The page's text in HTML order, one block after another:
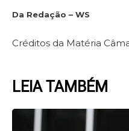
Da Redação – WS
Créditos da Matéria
LEIA TAMBÉM